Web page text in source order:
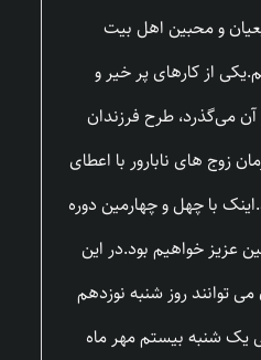
و محبین اهل بیت
از کارهای پر خیر و
آن می‌گذرد، طرح فرزندان
زوج های نابارور با اعطای
با چهل و چهارمین دوره
عزیز خواهیم بود.در این
توانند روز شنبه نوزدهم
از ساعت 12 الی یک شنبه بیستم مهر ماه